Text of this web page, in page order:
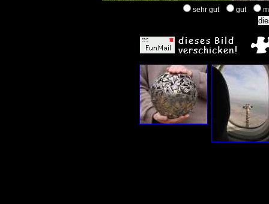
sehr gut gut